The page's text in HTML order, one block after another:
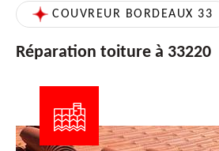
COUVREUR BORDEAUX 33
Réparation toiture à 33220